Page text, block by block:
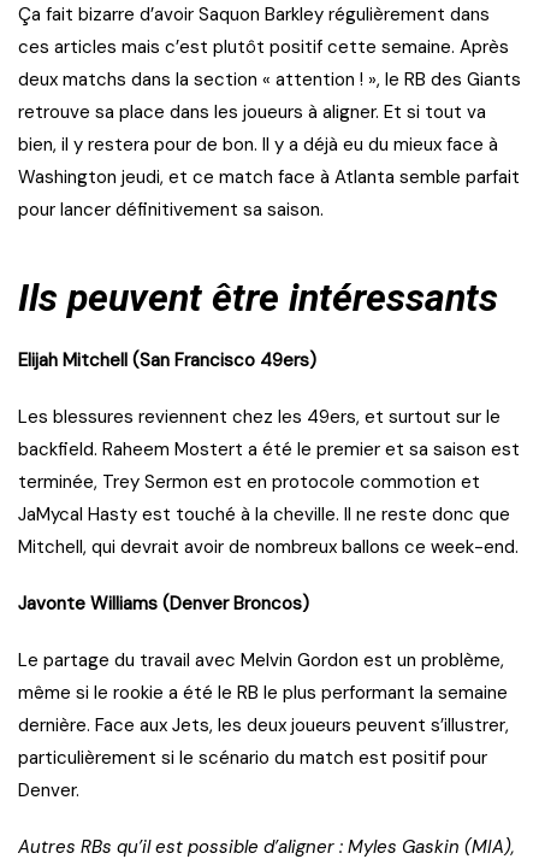
Ça fait bizarre d’avoir Saquon Barkley régulièrement dans
ces articles mais c’est plutôt positif cette semaine. Après
deux matchs dans la section « attention ! », le RB des Giants
retrouve sa place dans les joueurs à aligner. Et si tout va
bien, il y restera pour de bon. Il y a déjà eu du mieux face à
Washington jeudi, et ce match face à Atlanta semble parfait
pour lancer définitivement sa saison.
Ils peuvent être intéressants
Elijah Mitchell (San Francisco 49ers)
Les blessures reviennent chez les 49ers, et surtout sur le
backfield. Raheem Mostert a été le premier et sa saison est
terminée, Trey Sermon est en protocole commotion et
JaMycal Hasty est touché à la cheville. Il ne reste donc que
Mitchell, qui devrait avoir de nombreux ballons ce week-end.
Javonte Williams (Denver Broncos)
Le partage du travail avec Melvin Gordon est un problème,
même si le rookie a été le RB le plus performant la semaine
dernière. Face aux Jets, les deux joueurs peuvent s’illustrer,
particulièrement si le scénario du match est positif pour
Denver.
Autres RBs qu’il est possible d’aligner : Myles Gaskin (MIA),